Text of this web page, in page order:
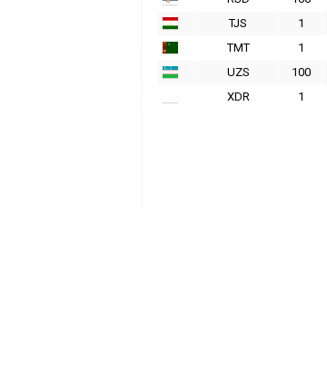
TJS
1
TMT
1
UZS
100
XDR
1